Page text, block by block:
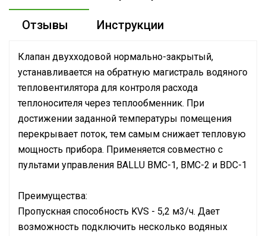
Отзывы Инструкции
Клапан двухходовой нормально-закрытый,
устанавливается на обратную магистраль водяного
тепловентилятора для контроля расхода
теплоносителя через теплообменник. При
достижении заданной температуры помещения
перекрывает поток, тем самым снижает тепловую
мощность прибора. Применяется совместно с
пультами управления BALLU BMC-1, BMC-2 и BDC-1
Преимущества:
Пропускная способность KVS - 5,2 м3/ч. Дает
возможность подключить несколько водяных